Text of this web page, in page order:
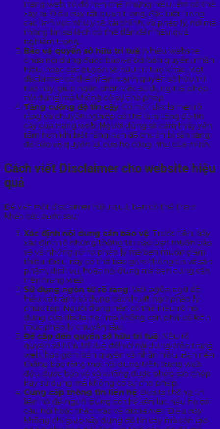
trang web, từ đó hạn chế những hiểu lầm có thể
xảy ra. Điều này rất quan trọng, đặc biệt trong
các lĩnh vực như y tế, tài chính, và pháp lý, nơi mà
thông tin sai lệch có thể dẫn đến hậu quả
nghiêm trọng.
Bảo vệ quyền sở hữu trí tuệ: Nhiều website
chứa nội dung được bảo vệ bởi bản quyền, nhãn
hiệu, hoặc các quyền sở hữu trí tuệ khác. Một
disclaimer có thể nhấn mạnh quyền sở hữu trí
tuệ này, giúp ngăn chặn việc sử dụng trái phép
nội dung mà không có sự cho phép.
Tăng cường độ tin cậy: Có một disclaimer rõ
ràng và chuyên nghiệp có thể làm tăng độ tin
cậy của trang web. Người dùng sẽ cảm thấy yên
tâm hơn khi biết rằng bạn đã chuẩn bị sẵn sàng
để bảo vệ quyền lợi của họ cũng như của mình.
Cách viết Disclaimer cho website hiệu
quả
Để viết một disclaimer hiệu quả, bạn có thể tham
khảo các bước sau:
Xác định nội dung cần bảo vệ: Trước tiên, hãy
xác định rõ những thông tin nào bạn muốn bảo
vệ và những rủi ro pháp lý mà bạn muốn giảm
thiểu. Điều này có thể bao gồm thông tin về sản
phẩm, dịch vụ, hoặc nội dung mà bạn cung cấp
trên trang web.
Sử dụng ngôn từ rõ ràng: Viết ngôn ngữ dễ
hiểu và tránh sử dụng các thuật ngữ pháp lý
phức tạp. Người dùng nên có thể hiểu rõ nội
dung của disclaimer mà không cần phải có kiến
thức pháp lý chuyên sâu.
Đề cập đến quyền sở hữu trí tuệ: Nêu rõ
quyền sở hữu trí tuệ đối với nội dung trên trang
web, bao gồm bản quyền và nhãn hiệu. Bạn nên
thông báo rằng mọi nội dung trên trang web
đều được bảo vệ và không được phép sao chép
hay sử dụng mà không có sự cho phép.
Cung cấp thông tin liên hệ: Đưa ra thông tin
liên hệ để người dùng có thể liên lạc nếu họ có
câu hỏi hoặc thắc mắc về disclaimer. Điều này
không chỉ giúp xây dựng độ tin cậy mà còn tạo